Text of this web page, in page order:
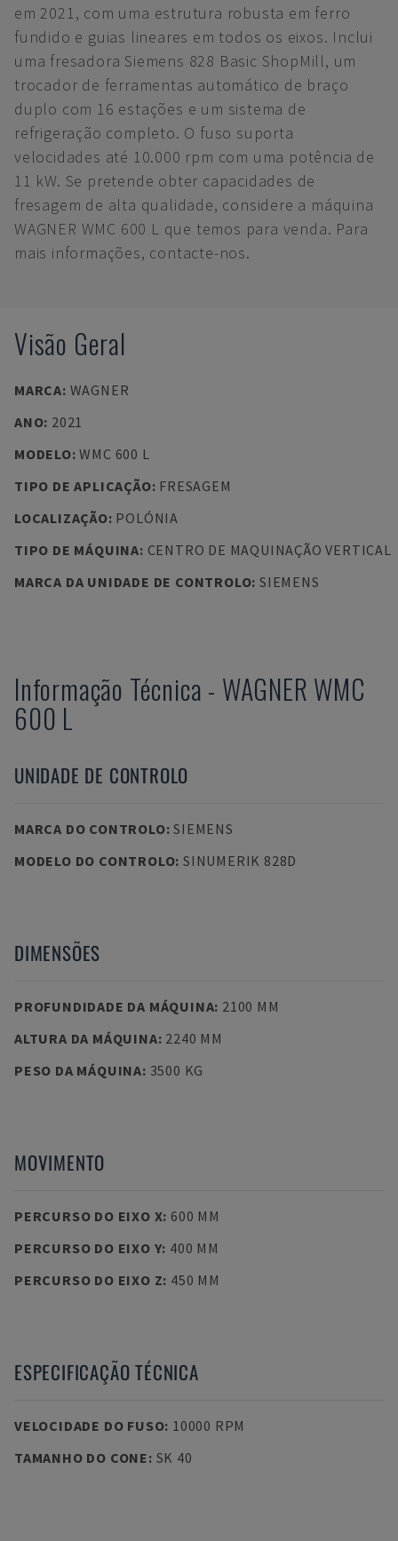
em 2021, com uma estrutura robusta em ferro
fundido e guias lineares em todos os eixos. Inclui
uma fresadora Siemens 828 Basic ShopMill, um
trocador de ferramentas automático de braço
duplo com 16 estações e um sistema de
refrigeração completo. O fuso suporta
velocidades até 10.000 rpm com uma potência de
11 kW. Se pretende obter capacidades de
fresagem de alta qualidade, considere a máquina
WAGNER WMC 600 L que temos para venda. Para
mais informações, contacte-nos.
Visão Geral
MARCA: WAGNER
ANO: 2021
MODELO:WMC 600 L
TIPO DE APLICAÇÃO: FRESAGEM
LOCALIZAÇÃO: POLÓNIA
TIPO DE MÁQUINA: CENTRO DE MAQUINAÇÃO VERTICAL
MARCA DA UNIDADE DE CONTROLO: SIEMENS
Informação Técnica - WAGNER WMC
600 L
UNIDADE DE CONTROLO
MARCA DO CONTROLO:SIEMENS
MODELO DO CONTROLO: SINUMERIK 828D
DIMENSÕES
PROFUNDIDADE DA MÁQUINA: 2100 MM
ALTURA DA MÁQUINA: 2240 MM
PESO DA MÁQUINA: 3500 KG
MOVIMENTO
PERCURSO DO EIXO X: 600 MM
PERCURSO DO EIXO Y: 400 MM
PERCURSO DO EIXO Z: 450 MM
ESPECIFICAÇÃO TÉCNICA
VELOCIDADE DO FUSO: 10000 RPM
TAMANHO DO CONE: SK 40